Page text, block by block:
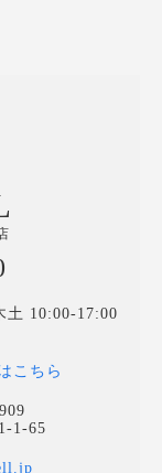
土 10:00-17:00
こちら
1-65